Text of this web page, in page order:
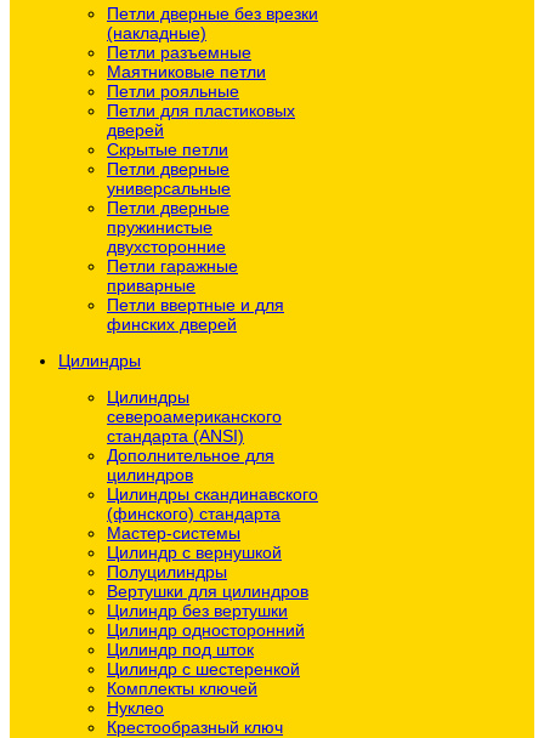
Петли дверные без врезки
(накладные)
Петли разъемные
Маятниковые петли
Петли рояльные
Петли для пластиковых
дверей
Скрытые петли
Петли дверные
универсальные
Петли дверные
пружинистые
двухсторонние
Петли гаражные
приварные
Петли ввертные и для
финских дверей
Цилиндры
Цилиндры
североамериканского
стандарта (ANSI)
Дополнительное для
цилиндров
Цилиндры скандинавского
(финского) стандарта
Мастер-системы
Цилиндр с вернушкой
Полуцилиндры
Вертушки для цилиндров
Цилиндр без вертушки
Цилиндр односторонний
Цилиндр под шток
Цилиндр с шестеренкой
Комплекты ключей
Нуклео
Крестообразный ключ